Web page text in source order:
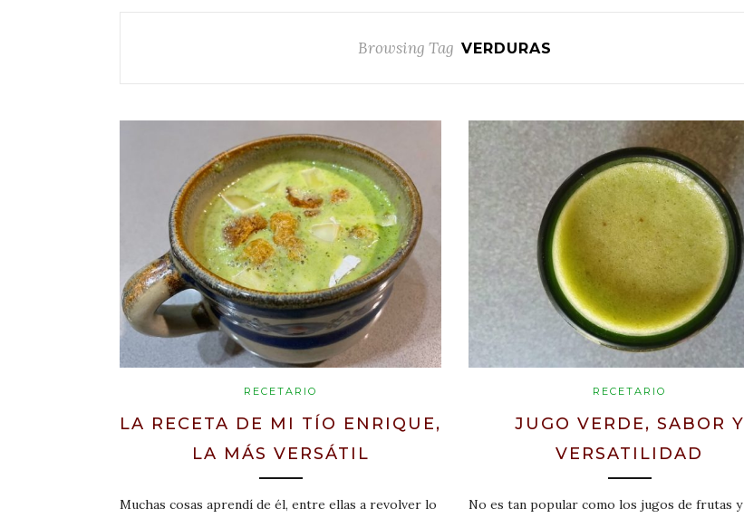
Browsing Tag VERDURAS
RECETARIO
LA RECETA DE MI TÍO ENRIQUE,
LA MÁS VERSÁTIL
Muchas cosas aprendí de él, entre ellas a revolver lo
RECETARIO
JUGO VERDE, SABOR Y
VERSATILIDAD
No es tan popular como los jugos de frutas y